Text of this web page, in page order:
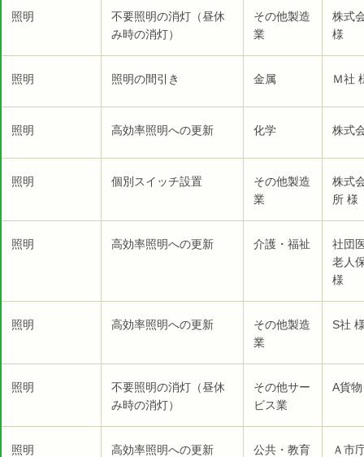
照明
不要照明の消灯（昼休
み時の消灯）
その他製造
業
株式
様
照明 照明の間引き 金属 Ｍ社
照明 高効率照明への更新 化学 株式
照明 個別スイッチ設置
その他製造
業
株式
所 様
照明 高効率照明への更新 介護・福祉
社団
老人
様
照明 高効率照明への更新
その他製造
業
S社
照明
不要照明の消灯（昼休
み時の消灯）
その他サー
ビス業
A貨
照明 高効率照明への更新 公共・教育 Ａ市